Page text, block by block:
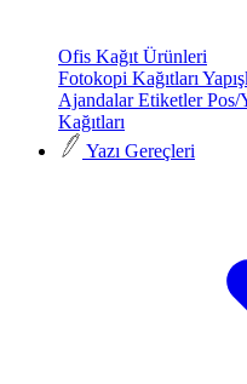
Ofis Kağıt Ürünleri
Fotokopi Kağıtları
AjandalarEtiketlerPos/
Kağıtları
Yazı Gereçleri